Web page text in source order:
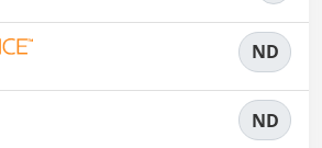
ND
ND